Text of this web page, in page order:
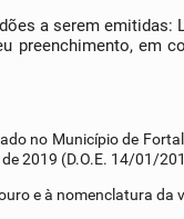
a serem emitidas:
preenchimento, em
no Município de
2019 (D.O.E. 14/01/
e à nomenclatura da